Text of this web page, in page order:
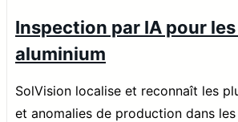
Inspection par IA pour les
aluminium
SolVision localise et reconnaît les
et anomalies de production dans les